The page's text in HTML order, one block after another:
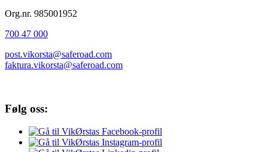
Org.nr. 985001952
700 47 000
post.vikorsta@saferoad.com
faktura.vikorsta@saferoad.com
Følg oss: